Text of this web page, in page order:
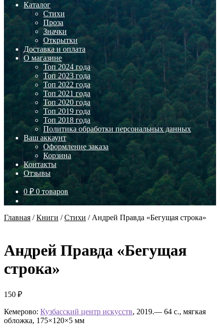
Каталог
Стихи
Проза
Значки
Открытки
Доставка и оплата
О магазине
Топ 2024 года
Топ 2023 года
Топ 2022 года
Топ 2021 года
Топ 2020 года
Топ 2019 года
Топ 2018 года
Политика обработки персональных данных
Ваш аккаунт
Оформление заказа
Корзина
Контакты
Отзывы
0 ₽ 0 товаров
Главная /Книги /Стихи / Андрей Правда «Бегущая строка»
Андрей Правда «Бегущая
строка»
150 ₽
Кемерово: Кузбасский центр искусств, 2019.— 64 с., мягкая
обложка, 175×120×5 мм